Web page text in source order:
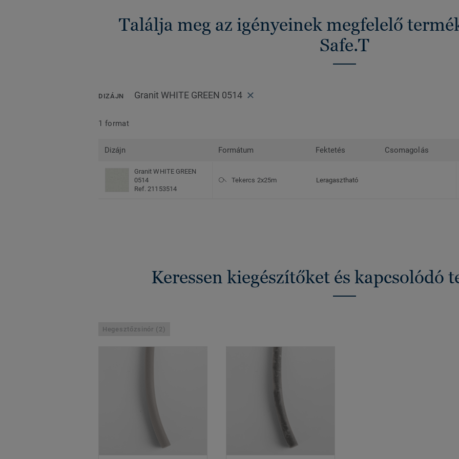
Találja meg az igényeinek megfelelő
Safe.T
DIZÁJN Granit WHITE GREEN 0514
1 format
Dizájn Formátum Fektetés Csomagolás
Granit WHITE GREEN
0514
Ref. 21153514
Tekercs 2x25m Leragasztható
Keressen kiegészítőket és kapcsolódó
Hegesztőzsinór (2)